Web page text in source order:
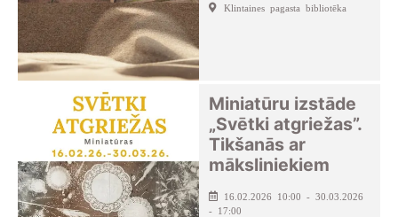
Klintaines pagasta bibliotēka
Miniatūru izstāde
„Svētki atgriežas”.
Tikšanās ar
māksliniekiem
16.02.2026 10:00 - 30.03.2026
- 17:00